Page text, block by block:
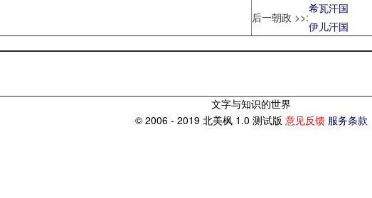
后一朝政 >>:
希瓦汗国
伊儿汗国
文字与知识的世界
© 2006 - 2019 北美枫 1.0 测试版 意见反馈 服务条款